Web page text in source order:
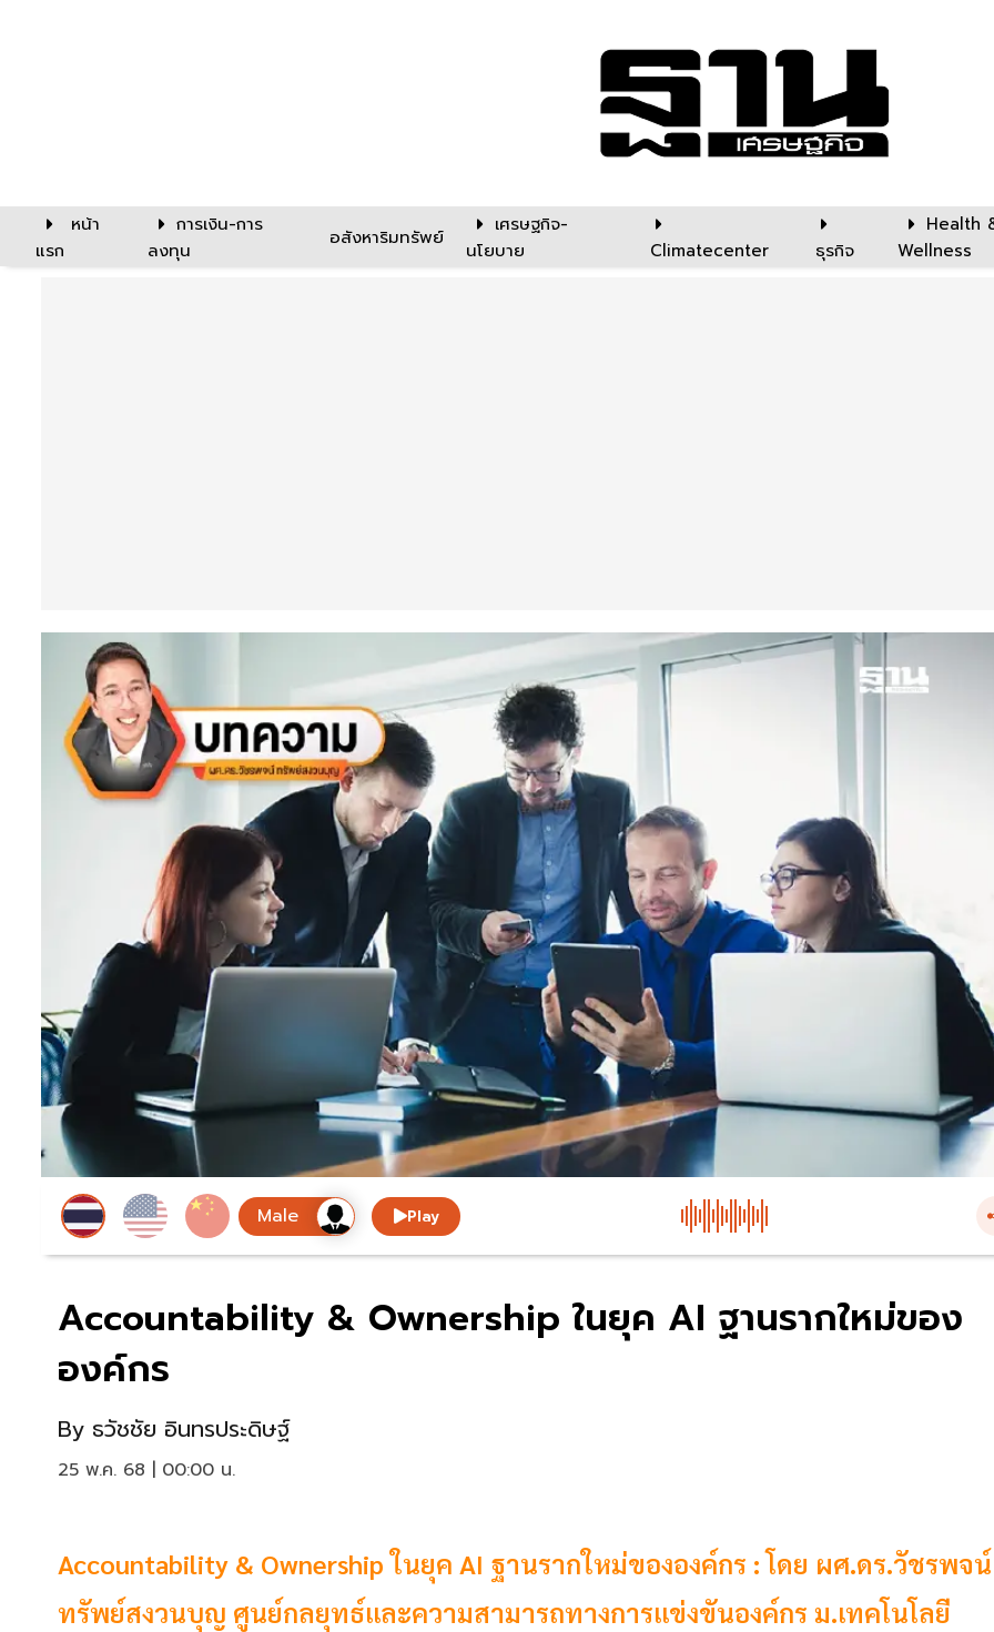
หน้า
แรก
การเงิน-การ
ลงทุน
อสังหาริมทรัพย์
เศรษฐกิจ-
นโยบาย
Climatecenter ธุรกิจ
Health
Wellness
Play
Accountability & Ownership ในยุค AI ฐานรากใหม่ของ
องค์กร
By ธวัชชัย อินทรประดิษฐ์
25 พ.ค. 68 | 00:00 น.
Accountability & Ownership ในยุค AI ฐานรากใหม่ขององค์กร : โดย ผศ.ดร.วัชรพจน์
ทรัพย์สงวนบุญ ศูนย์กลยุทธ์และความสามารถทางการแข่งขันองค์กร ม.เทคโนโลยี